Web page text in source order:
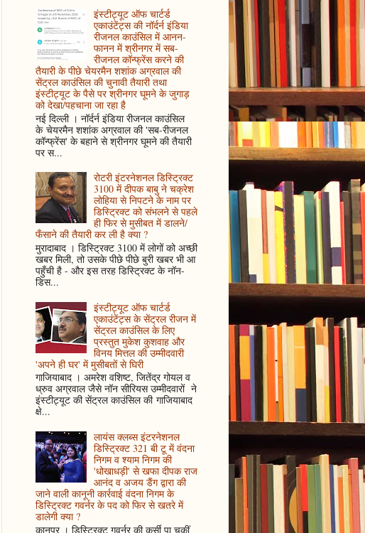
इंस्टीट्यूट ऑफ चार्टर्ड
एकाउंटेंट्स की नॉर्दर्न इंडिया
रीजनल काउंसिल में आनन-
फानन में श्रीनगर में सब-
रीजनल कॉन्फ्रेंस करने की
तैयारी के पीछे चेयरमैन शशांक अग्रवाल की
सेंट्रल काउंसिल की चुनावी तैयारी तथा
इंस्टीट्यूट के पैसे पर श्रीनगर घूमने के जुगाड़
को देखा/पहचाना जा रहा है
नई दिल्ली । नॉर्दर्न इंडिया रीजनल काउंसिल
के चेयरमैन शशांक अग्रवाल की 'सब-रीजनल
कॉन्फ्रेंस' के बहाने से श्रीनगर घूमने की तैयारी
पर स...
रोटरी इंटरनेशनल डिस्ट्रिक्ट
3100 में दीपक बाबु ने चक्रेश
लोहिया से निपटने के नाम पर
डिस्ट्रिक्ट को संभलने से पहले
ही फिर से मुसीबत में डालने/
फँसाने की तैयारी कर ली है क्या ?
मुरादाबाद । डिस्ट्रिक्ट 3100 में लोगों को अच्छी
खबर मिली, तो उसके पीछे पीछे बुरी खबर भी आ
पहुँची है - और इस तरह डिस्ट्रिक्ट के नॉन-
डिस...
इंस्टीट्यूट ऑफ चार्टर्ड
एकाउंटेंट्स के सेंट्रल रीजन में
सेंट्रल काउंसिल के लिए
प्रस्तुत मुकेश कुशवाह और
विनय मित्तल की उम्मीदवारी
'अपने ही घर' में मुसीबतों से घिरी
गाजियाबाद । अमरेश वशिष्ट, जितेंद्र गोयल व
ध्रुव अग्रवाल जैसे नॉन सीरियस उम्मीदवारों ने
इंस्टीट्यूट की सेंट्रल काउंसिल की गाजियाबाद
क्षे...
लायंस क्लब्स इंटरनेशनल
डिस्ट्रिक्ट 321 बी टू में वंदना
निगम व श्याम निगम की
'धोखाधड़ी' से खफा दीपक राज
आनंद व अजय डैंग द्वारा की
जाने वाली कानूनी कार्रवाई वंदना निगम के
डिस्ट्रिक्ट गवर्नर के पद को फिर से खतरे में
डालेगी क्या ?
कानपुर । डिस्ट्रिक्ट गवर्नर की कुर्सी पा चुकीं